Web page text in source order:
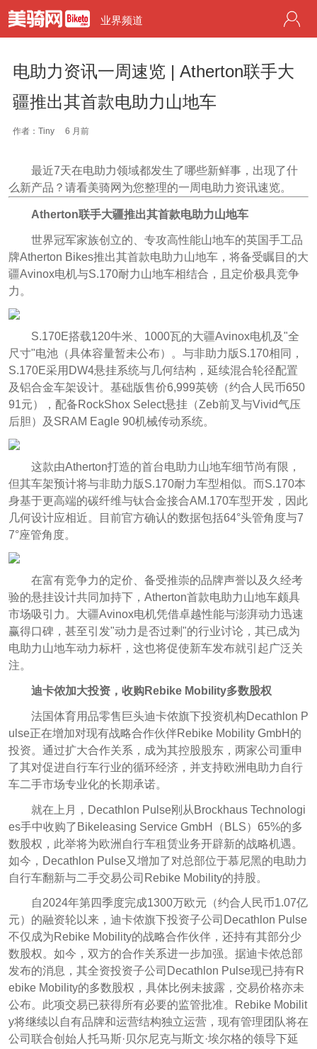
业界频道
电助力资讯一周速览 | Atherton联手大
疆推出其首款电助力山地车
作者：Tiny 6 月前
最近7天在电助力领域都发生了哪些新鲜事，出现了什
么新产品？请看美骑网为您整理的一周电助力资讯速览。
Atherton联手大疆推出其首款电助力山地车
世界冠军家族创立的、专攻高性能山地车的英国手工品
牌Atherton Bikes推出其首款电助力山地车，将备受瞩目的大
疆Avinox电机与S.170耐力山地车相结合，且定价极具竞争
力。
S.170E搭载120牛米、1000瓦的大疆Avinox电机及"全
尺寸"电池（具体容量暂未公布）。与非助力版S.170相同，
S.170E采用DW4悬挂系统与几何结构，延续混合轮径配置
及铝合金车架设计。基础版售价6,999英镑（约合人民币650
91元），配备RockShox Select悬挂（Zeb前叉与Vivid气压
后胆）及SRAM Eagle 90机械传动系统。
这款由Atherton打造的首台电助力山地车细节尚有限，
但其车架预计将与非助力版S.170耐力车型相似。而S.170本
身基于更高端的碳纤维与钛合金接合AM.170车型开发，因此
几何设计应相近。目前官方确认的数据包括64°头管角度与7
7°座管角度。
在富有竞争力的定价、备受推崇的品牌声誉以及久经考
验的悬挂设计共同加持下，Atherton首款电助力山地车颇具
市场吸引力。大疆Avinox电机凭借卓越性能与澎湃动力迅速
赢得口碑，甚至引发"动力是否过剩"的行业讨论，其已成为
电助力山地车动力标杆，这也将促使新车发布就引起广泛关
注。
迪卡侬加大投资，收购Rebike Mobility多数股权
法国体育用品零售巨头迪卡侬旗下投资机构Decathlon P
ulse正在增加对现有战略合作伙伴Rebike Mobility GmbH的
投资。通过扩大合作关系，成为其控股股东，两家公司重申
了其对促进自行车行业的循环经济，并支持欧洲电助力自行
车二手市场专业化的长期承诺。
就在上月，Decathlon Pulse刚从Brockhaus Technologi
es手中收购了Bikeleasing Service GmbH（BLS）65%的多
数股权，此举将为欧洲自行车租赁业务开辟新的战略机遇。
如今，Decathlon Pulse又增加了对总部位于慕尼黑的电助力
自行车翻新与二手交易公司Rebike Mobility的持股。
自2024年第四季度完成1300万欧元（约合人民币1.07亿
元）的融资轮以来，迪卡侬旗下投资子公司Decathlon Pulse
不仅成为Rebike Mobility的战略合作伙伴，还持有其部分少
数股权。如今，双方的合作关系进一步加强。据迪卡侬总部
发布的消息，其全资投资子公司Decathlon Pulse现已持有R
ebike Mobility的多数股权，具体比例未披露，交易价格亦未
公布。此项交易已获得所有必要的监管批准。Rebike Mobilit
y将继续以自有品牌和运营结构独立运营，现有管理团队将在
公司联合创始人托马斯·贝尔尼克与斯文·埃尔格的领导下延